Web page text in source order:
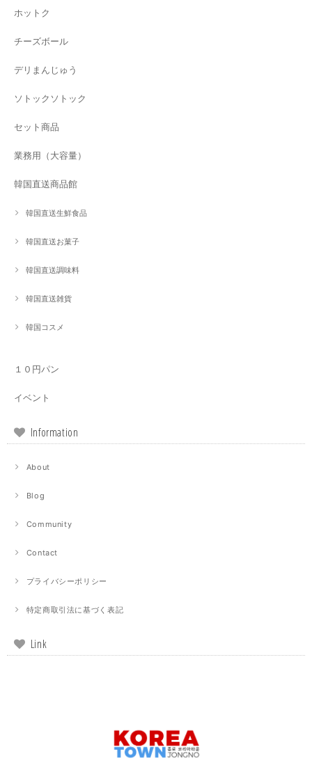
ホットク
チーズボール
デリまんじゅう
ソトックソトック
セット商品
業務用（大容量）
韓国直送商品館
韓国直送生鮮食品
韓国直送お菓子
韓国直送調味料
韓国直送雑貨
韓国コスメ
１０円パン
イベント
Information
About
Blog
Community
Contact
プライバシーポリシー
特定商取引法に基づく表記
Link